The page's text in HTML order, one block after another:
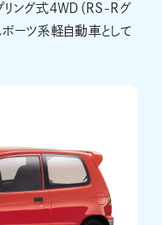
リング式4WD（RS-Rグ
ポーツ系軽自動車として